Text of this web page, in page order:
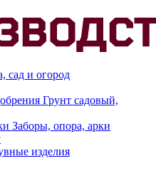
сад и огород
Грунт садовый,
Заборы, опора, арки
изделия